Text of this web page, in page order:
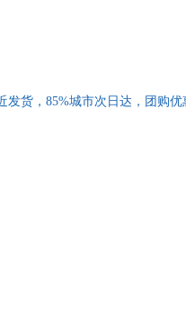
货，85%城市次日达，团购优